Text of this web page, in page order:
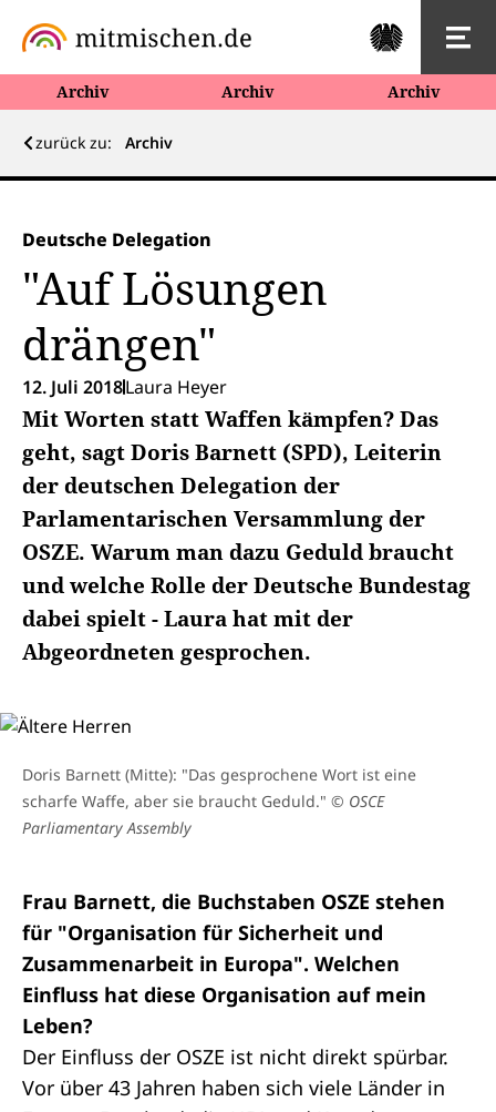
Archiv Archiv Archiv
zurück zu: Archiv
Deutsche Delegation
"Auf Lösungen
drängen"
12. Juli 2018Laura Heyer
Mit Worten statt Waffen kämpfen? Das
geht, sagt Doris Barnett (SPD), Leiterin
der deutschen Delegation der
Parlamentarischen Versammlung der
OSZE. Warum man dazu Geduld braucht
und welche Rolle der Deutsche Bundestag
dabei spielt - Laura hat mit der
Abgeordneten gesprochen.
Doris Barnett (Mitte): "Das gesprochene Wort ist eine
scharfe Waffe, aber sie braucht Geduld." © OSCE
Parliamentary Assembly
Frau Barnett, die Buchstaben OSZE stehen
für "Organisation für Sicherheit und
Zusammenarbeit in Europa". Welchen
Einfluss hat diese Organisation auf mein
Leben?
Der Einfluss der OSZE ist nicht direkt spürbar.
Vor über 43 Jahren haben sich viele Länder in